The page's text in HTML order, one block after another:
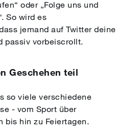
oder „Folge uns und
So wird es
jemand auf Twitter deine
passiv vorbeiscrollt.
Geschehen teil
so viele verschiedene
- vom Sport über
bis hin zu Feiertagen.